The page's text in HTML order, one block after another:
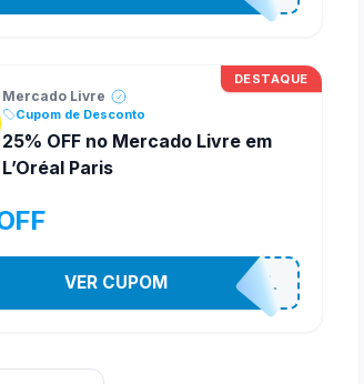
DESTAQUE
Mercado Livre
Cupom de Desconto
25% OFF no Mercado Livre em
L’Oréal Paris
MELILOREAL
VER CUPOM